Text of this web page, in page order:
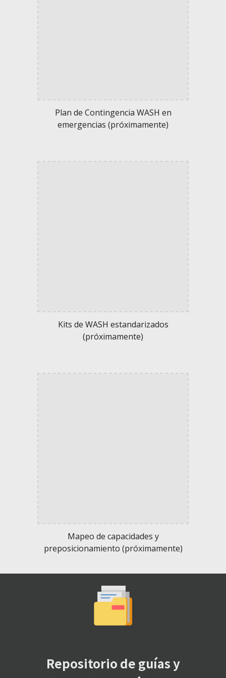
Plan de Contingencia WASH en
emergencias (próximamente)
Kits de WASH estandarizados
(próximamente)
Mapeo de capacidades y
preposicionamiento (próximamente)
Repositorio de guías y